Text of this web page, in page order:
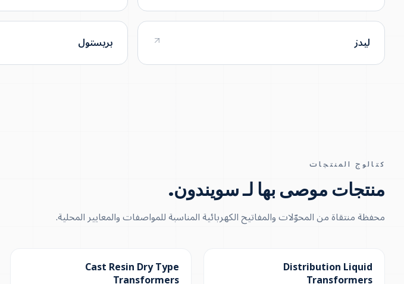
ليدز بريستول
كتالوج المنتجات
منتجات موصى بها لـ سويندون.
محفظة منتقاة من المحوّلات والمفاتيح الكهربائية المناسبة للمواصفات والمعايير المحلية.
Distribution Liquid
Cast Resin Dry Type